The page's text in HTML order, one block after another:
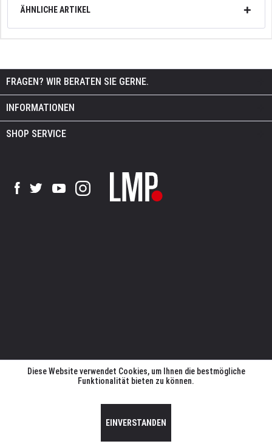
ÄHNLICHE ARTIKEL
FRAGEN? WIR BERATEN SIE GERNE.
INFORMATIONEN
SHOP SERVICE
Diese Website verwendet Cookies, um Ihnen die bestmögliche
Funktionalität bieten zu können.
EINVERSTANDEN